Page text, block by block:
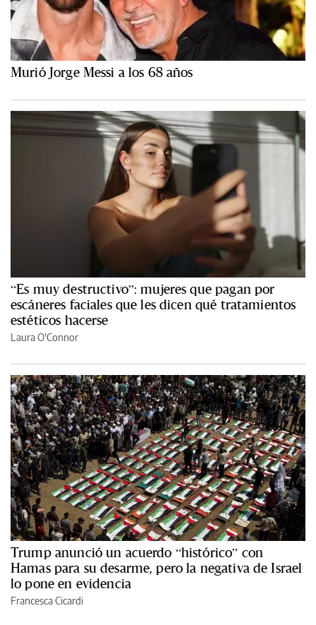
Murió Jorge Messi a los 68 años
“Es muy destructivo”: mujeres que pagan por
escáneres faciales que les dicen qué tratamientos
estéticos hacerse
Laura O'Connor
Trump anunció un acuerdo “histórico” con
Hamas para su desarme, pero la negativa de Israel
lo pone en evidencia
Francesca Cicardi